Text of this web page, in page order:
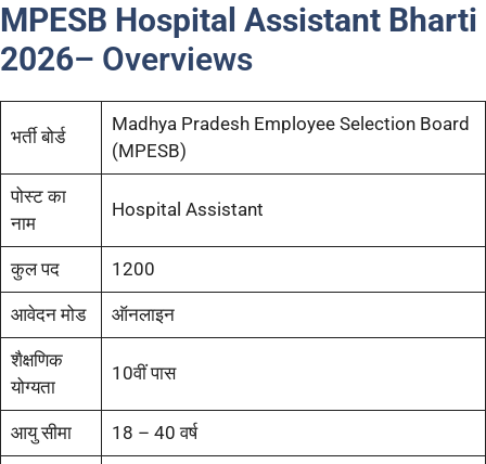
MPESB Hospital Assistant Bharti
2026– Overviews
भर्ती बोर्ड
Madhya Pradesh Employee Selection Board
(MPESB)
पोस्ट का
नाम
Hospital Assistant
कुल पद 1200
आवेदन मोड ऑनलाइन
शैक्षणिक
योग्यता
10वीं पास
आयु सीमा 18 – 40 वर्ष